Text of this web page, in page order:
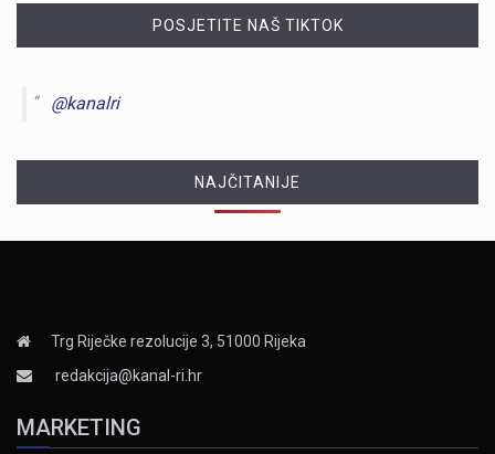
POSJETITE NAŠ TIKTOK
@kanalri
NAJČITANIJE
Trg Riječke rezolucije 3, 51000 Rijeka
redakcija@kanal-ri.hr
MARKETING